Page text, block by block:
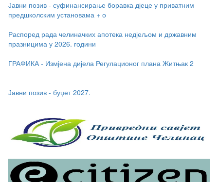
предшколским установама + о
празницима у 2026. години
предшколским установама + о